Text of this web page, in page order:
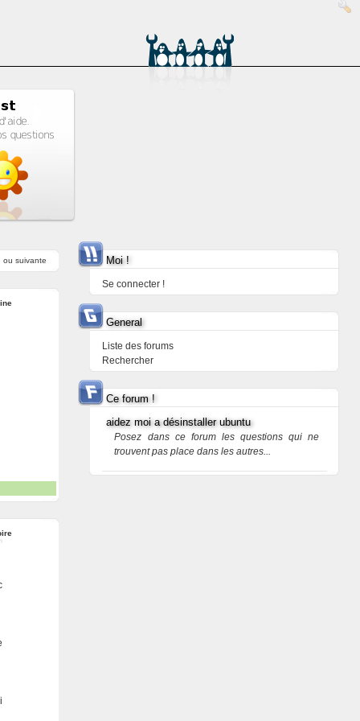
ou suivante Moi !
Se connecter !
General
Liste des forums
Rechercher
Ce forum !
aidez moi a désinstaller ubuntu
Posez dans ce forum les questions qui ne
trouvent pas place dans les autres...